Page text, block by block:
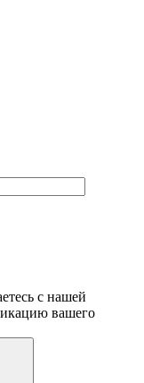
с нашей
вашего